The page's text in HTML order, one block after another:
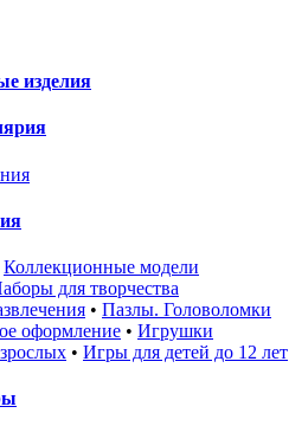
изделия
Коллекционные модели
для творчества
• Пазлы. Головоломки
оформление • Игрушки
• Игры для детей до 12 лет